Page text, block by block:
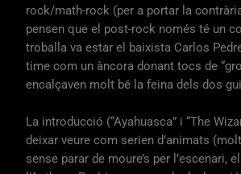
rock/math-rock (per a portar la
pensen que el post-rock només té un
troballa va estar el baixista Carlos
time com un àncora donant tocs de
encalçaven molt bé la feina dels dos
La introducció (“Ayahuasca” i “The
deixar veure com serien d’animats
sense parar de moure’s per l’escenari,